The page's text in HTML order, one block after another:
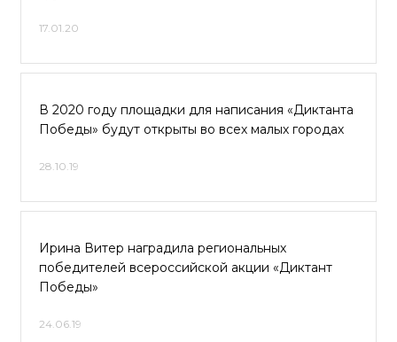
17.01.20
В 2020 году площадки для написания «Диктанта
Победы» будут открыты во всех малых городах
28.10.19
Ирина Витер наградила региональных
победителей всероссийской акции «Диктант
Победы»
24.06.19